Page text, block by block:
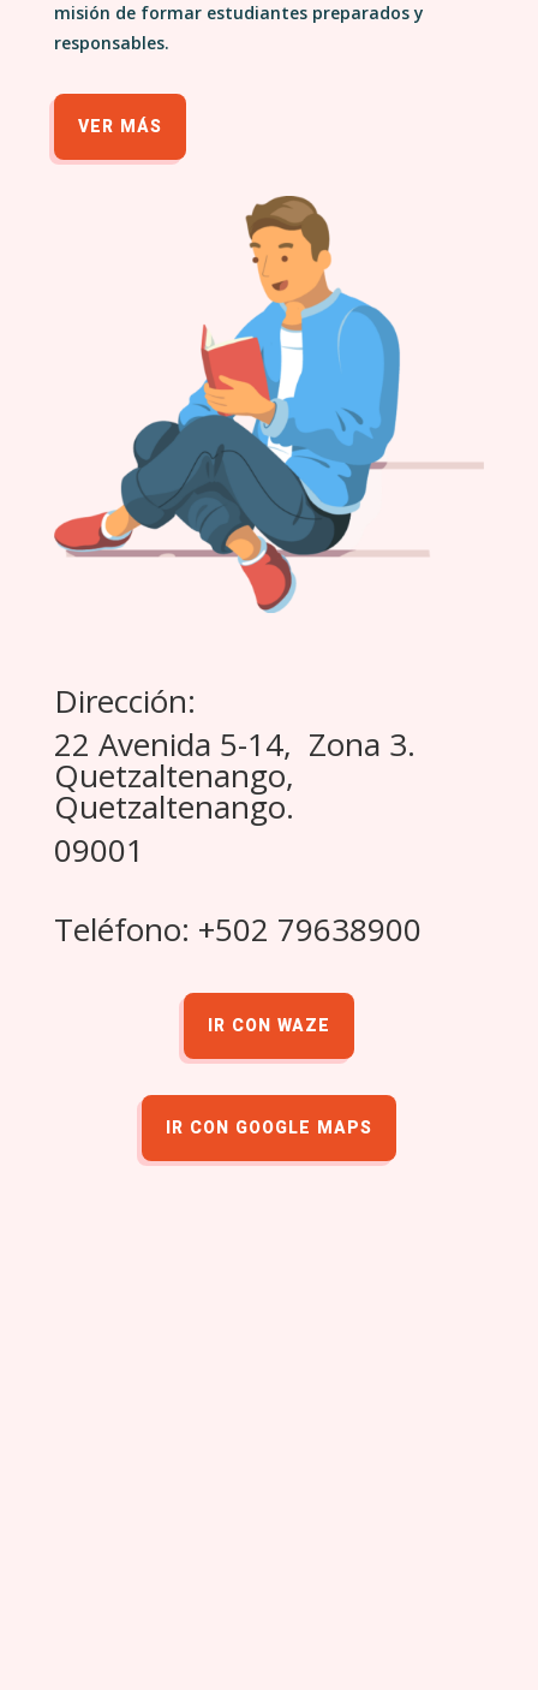
misión de formar estudiantes preparados y
responsables.
VER MÁS
Dirección:
22 Avenida 5-14, Zona 3.
Quetzaltenango,
Quetzaltenango.
09001
Teléfono: +502 79638900
IR CON WAZE
IR CON GOOGLE MAPS